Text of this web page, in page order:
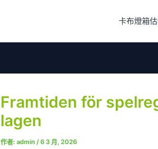
卡布燈箱
Framtiden för
lagen
作者: admin /6 3 月, 2026